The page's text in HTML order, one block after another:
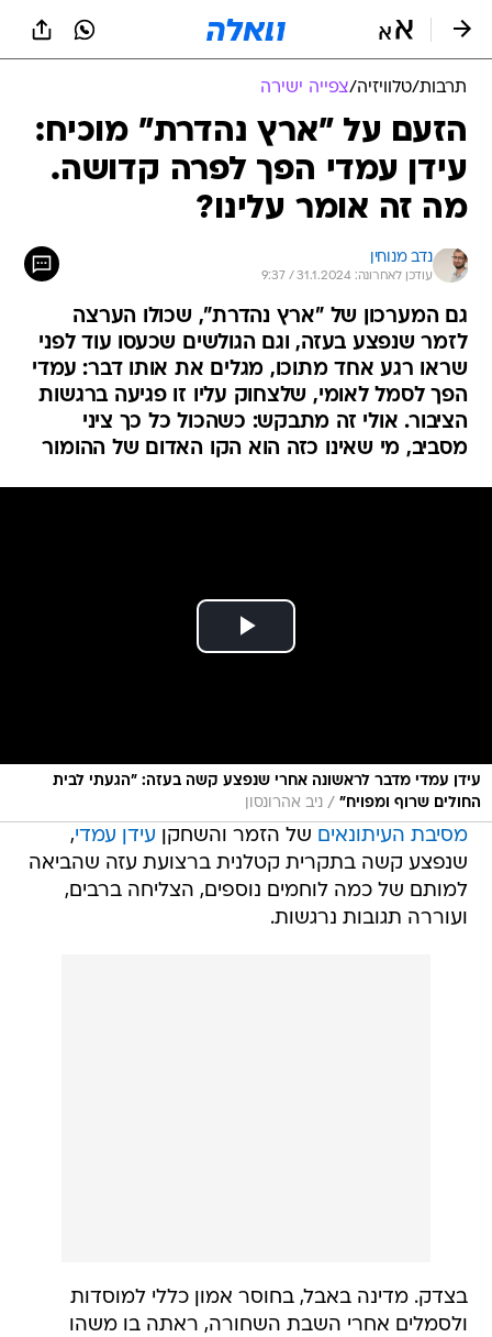
תרבות/טלוויזיה/צפייה ישירה
הזעם על "ארץ נהדרת" מוכיח:
עידן עמדי הפך לפרה קדושה.
מה זה אומר עלינו?
נדב מנוחין
עודכן לאחרונה: 31.1.2024 / 9:37
גם המערכון של "ארץ נהדרת", שכולו הערצה
לזמר שנפצע בעזה, וגם הגולשים שכעסו עוד לפני
שראו רגע אחד מתוכו, מגלים את אותו דבר: עמדי
הפך לסמל לאומי, שלצחוק עליו זו פגיעה ברגשות
הציבור. אולי זה מתבקש: כשהכול כל כך ציני
מסביב, מי שאינו כזה הוא הקו האדום של ההומור
עידן עמדי מדבר לראשונה אחרי שנפצע קשה בעזה: "הגעתי לבית
החולים שרוף ומפויח" / ניב אהרונסון
מסיבת העיתונאים של הזמר והשחקן עידן עמדי,
שנפצע קשה בתקרית קטלנית ברצועת עזה שהביאה
למותם של כמה לוחמים נוספים, הצליחה ברבים,
ועוררה תגובות נרגשות.
בצדק. מדינה באבל, בחוסר אמון כללי למוסדות
ולסמלים אחרי השבת השחורה, ראתה בו משהו